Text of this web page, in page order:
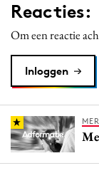
Reacties:
Om een reactie
Inloggen